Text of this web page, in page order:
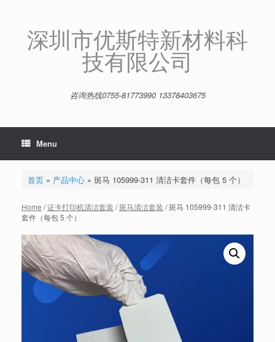
深圳市优斯特新材料科
技有限公司
咨询热线0755-81773990 13378403675
Menu
首页» 产品中心» 斑马 105999-311 清洁卡套件（每包 5 个）
Home /证卡打印机清洁套装 /斑马清洁套装 / 斑马 105999-311 清洁卡
套件（每包 5 个）